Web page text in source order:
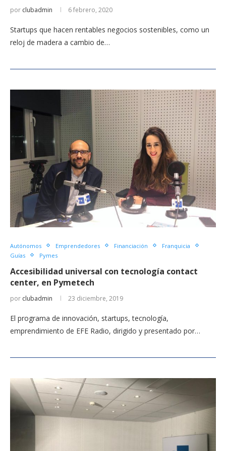
por clubadmin 6 febrero, 2020
Startups que hacen rentables negocios sostenibles, como un
reloj de madera a cambio de…
Autónomos Emprendedores Financiación
Franquicia
Guías
Pymes
Accesibilidad universal con tecnología contact
center, en Pymetech
por clubadmin 23 diciembre, 2019
El programa de innovación, startups, tecnología,
emprendimiento de EFE Radio, dirigido y presentado por…